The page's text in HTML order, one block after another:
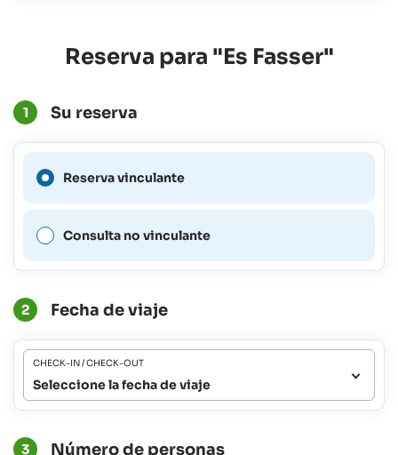
Reserva para "Es Fasser"
1 Su reserva
Reserva vinculante
reserva vinculante para este
Consulta no vinculante
2 Fecha de viaje
CHECK-IN / CHECK-OUT
Seleccione la fecha de viaje
3 Número de personas